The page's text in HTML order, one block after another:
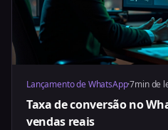
Lançamento de WhatsApp·7min de
Taxa de conversão no
vendas reais